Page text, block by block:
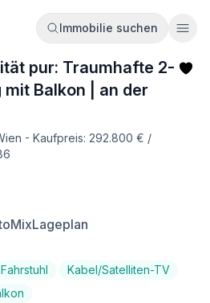
Immobilie suchen
pur: Traumhafte 2-
Balkon | an der
- Kaufpreis: 292.800 € /
Lageplan
Fahrstuhl
Kabel/Satelliten-TV